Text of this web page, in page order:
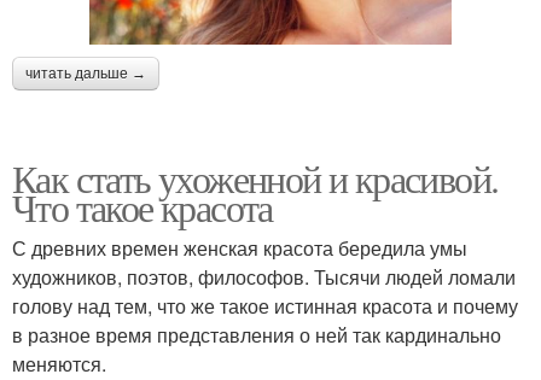
читать дальше →
Как стать ухоженной и красивой.
Что такое красота
С древних времен женская красота бередила умы
художников, поэтов, философов. Тысячи людей ломали
голову над тем, что же такое истинная красота и почему
в разное время представления о ней так кардинально
меняются.